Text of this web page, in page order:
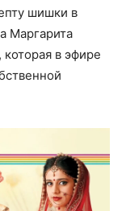
шишки в
Маргарита
в эфире